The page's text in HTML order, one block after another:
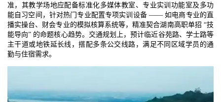
准，其教学场地应配备标准化多媒体教室、专业实训功能室及多功
能自习空间，针对热门专业配置专项实训设备 —— 如电商专业的直
播实操台、财会专业的模拟核算系统等，精准契合湖南高职单招 “技
能导向” 的命题核心趋势。交通规划上，预计临近谷苑路、学士路等
主干道或地铁延长线，搭配多条公交线路，满足不同区域学员的通
勤与住宿需求。​